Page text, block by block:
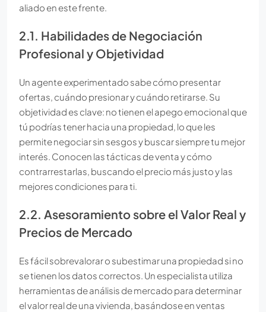
aliado en este frente.
2.1. Habilidades de Negociación
Profesional y Objetividad
Un agente experimentado sabe cómo presentar
ofertas, cuándo presionar y cuándo retirarse. Su
objetividad es clave: no tienen el apego emocional que
tú podrías tener hacia una propiedad, lo que les
permite negociar sin sesgos y buscar siempre tu mejor
interés. Conocen las tácticas de venta y cómo
contrarrestarlas, buscando el precio más justo y las
mejores condiciones para ti.
2.2. Asesoramiento sobre el Valor Real y
Precios de Mercado
Es fácil sobrevalorar o subestimar una propiedad si no
se tienen los datos correctos. Un especialista utiliza
herramientas de análisis de mercado para determinar
el valor real de una vivienda, basándose en ventas